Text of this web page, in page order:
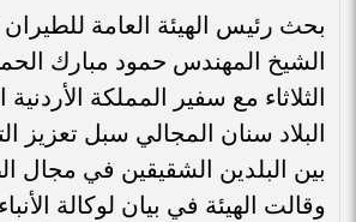
بحث رئيس الهيئة العامة
الشيخ المهندس حمود مبارك
الثلاثاء مع سفير المملكة
البلاد سنان المجالي سبل تعزيز
بين البلدين الشقيقين في مجال
وقالت الهيئة في بيان لوكالة